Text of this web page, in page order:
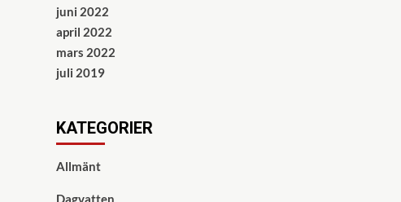
juni 2022
april 2022
mars 2022
juli 2019
KATEGORIER
Allmänt
Dagvatten